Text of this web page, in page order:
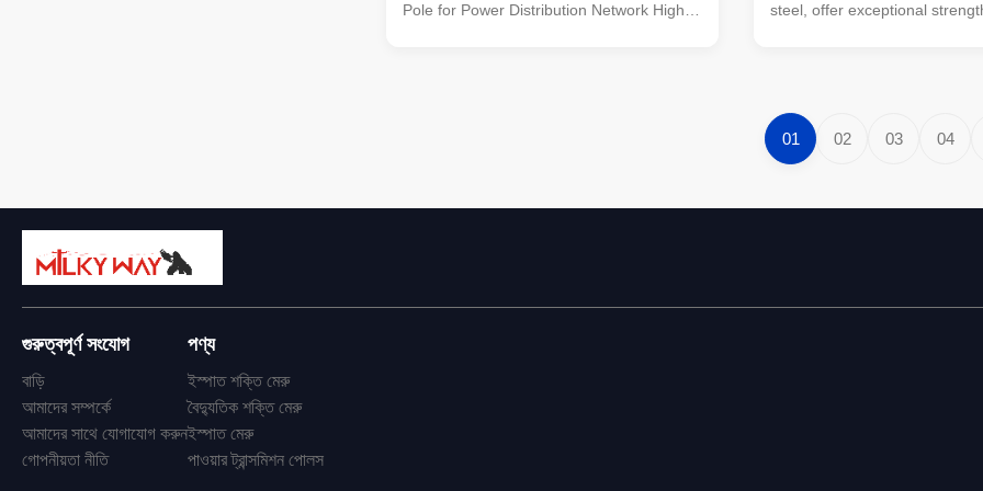
Pole for Power Distribution Network High-
steel, offer exceptional
construction and structural
Designed with precision,
in demanding environments,
the ideal choice for staircases,
and other architectural
01 02 03 04
গুরুত্বপূর্ণ সংযোগ
বাড়ি
আমাদের সম্পর্কে
আমাদের সাথে যোগাযোগ করুন
গোপনীয়তা নীতি
পণ্য
ইস্পাত শক্তি মেরু
বৈদ্যুতিক শক্তি মেরু
ইস্পাত মেরু
পাওয়ার ট্রান্সমিশন পোলস